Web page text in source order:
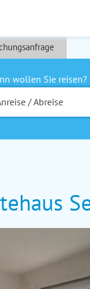
wollen Sie reisen?
/ Abreise